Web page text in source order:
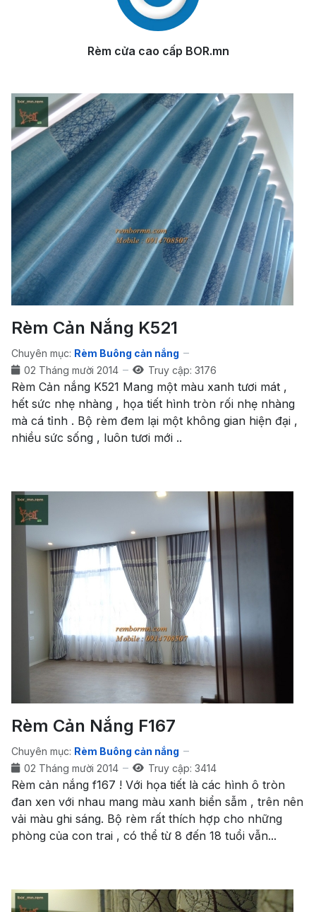
Rèm cửa cao cấp BOR.mn
Rèm Cản Nắng K521
Chuyên mục: Rèm Buông cản nắng
02 Tháng mười 2014
Truy cập: 3176
Rèm Cản nắng K521 Mang một màu xanh tươi mát ,
hết sức nhẹ nhàng , họa tiết hình tròn rối nhẹ nhàng
mà cá tỉnh . Bộ rèm đem lại một không gian hiện đại ,
nhiều sức sống , luôn tươi mới ..
Rèm Cản Nắng F167
Chuyên mục: Rèm Buông cản nắng
02 Tháng mười 2014
Truy cập: 3414
Rèm cản nắng f167 ! Với họa tiết là các hình ô tròn
đan xen với nhau mang màu xanh biển sẫm , trên nên
vải màu ghi sáng. Bộ rèm rất thích hợp cho những
phòng của con trai , có thể từ 8 đến 18 tuổi vẫn...